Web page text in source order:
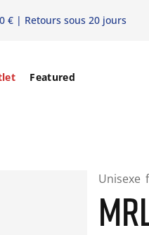
€ | Retours sous 20 jours
Featured
Unisexe